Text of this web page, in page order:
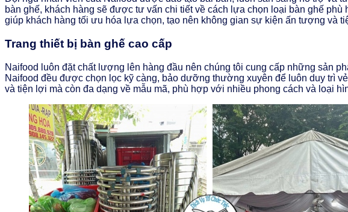
bàn ghế, khách hàng sẽ được tư vấn chi tiết về cách lựa chọn loại bàn ghế
giúp khách hàng tối ưu hóa lựa chọn, tạo nên không gian sự kiện ấn tượng và
Trang thiết bị bàn ghế cao cấp
Naifood luôn đặt chất lượng lên hàng đầu nên chúng tôi cung cấp những sản
Naifood đều được chọn lọc kỹ càng, bảo dưỡng thường xuyên để luôn duy trì
và tiện lợi mà còn đa dạng về mẫu mã, phù hợp với nhiều phong cách và loại